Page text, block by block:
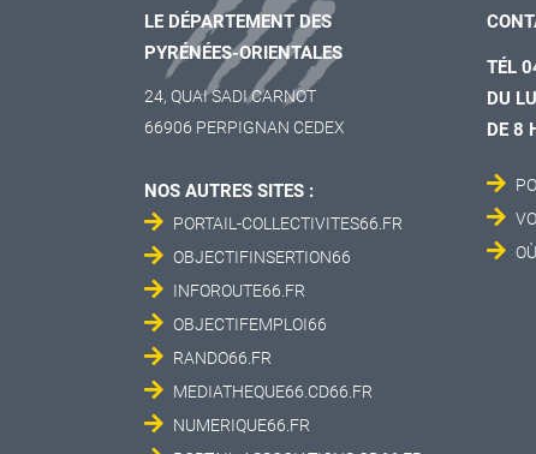
LE DÉPARTEMENT DES
PYRÉNÉES-ORIENTALES
24, QUAI SADI CARNOT
66906 PERPIGNAN CEDEX
NOS AUTRES SITES :
PORTAIL-COLLECTIVITES66.FR
OBJECTIFINSERTION66
INFOROUTE66.FR
OBJECTIFEMPLOI66
RANDO66.FR
MEDIATHEQUE66.CD66.FR
NUMERIQUE66.FR
TÉL
DU
DE 8